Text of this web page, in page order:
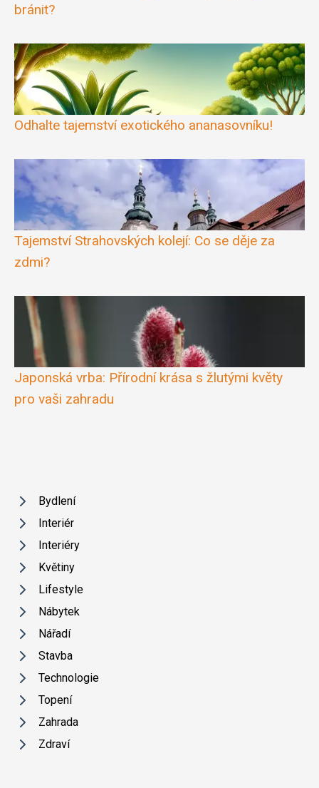
bránit?
Odhalte tajemství exotického ananasovníku!
Tajemství Strahovských kolejí: Co se děje za
zdmi?
Japonská vrba: Přírodní krása s žlutými květy
pro vaši zahradu
Bydlení
Interiér
Interiéry
Květiny
Lifestyle
Nábytek
Nářadí
Stavba
Technologie
Topení
Zahrada
Zdraví